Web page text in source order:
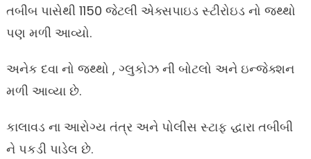
તબીબ પાસેથી 1150 જેટલી એક્સપાઇડ સ્ટીરોઇડ નો જથ્થો
પણ મળી આવ્યો.
અનેક દવા નો જથ્થો , ગ્લુકોઝ ની બોટલો અને ઇન્જેક્શન
મળી આવ્યા છે.
કાલાવડ ના આરોગ્ય તંત્ર અને પોલીસ સ્ટાફ દ્ધારા તબીબી
ને પકડી પાડેલ છે.